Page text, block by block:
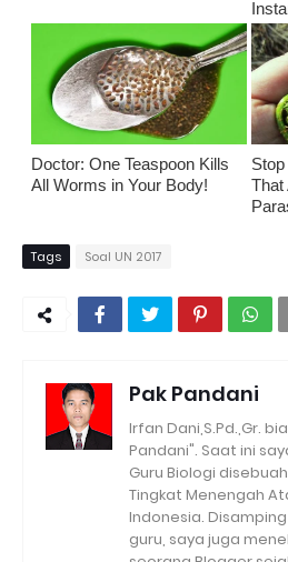
Doctor: One Teaspoon Kills
All Worms in Your Body!
That
Tags Soal UN 2017
Pak Pandani
Irfan Dani,S.Pd.,Gr.
Pandani". Saat ini
Guru Biologi
Tingkat Menengah
Indonesia.
guru, saya juga